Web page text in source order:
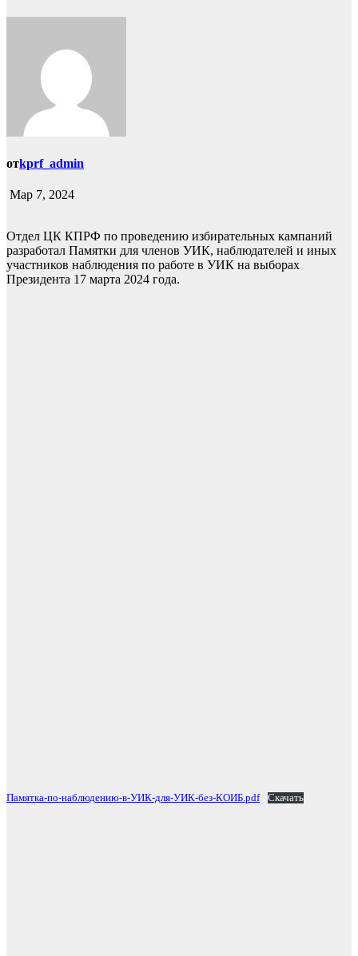
отkprf_admin
Мар 7, 2024
Отдел ЦК КПРФ по проведению избирательных кампаний
разработал Памятки для членов УИК, наблюдателей и иных
участников наблюдения по работе в УИК на выборах
Президента 17 марта 2024 года.
Памятка-по-наблюдению-в-УИК-для-УИК-без-КОИБ.pdf Скачать